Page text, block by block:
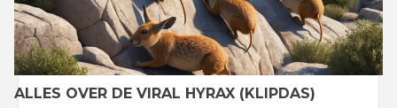
ALLES OVER DE VIRAL HYRAX (KLIPDAS)